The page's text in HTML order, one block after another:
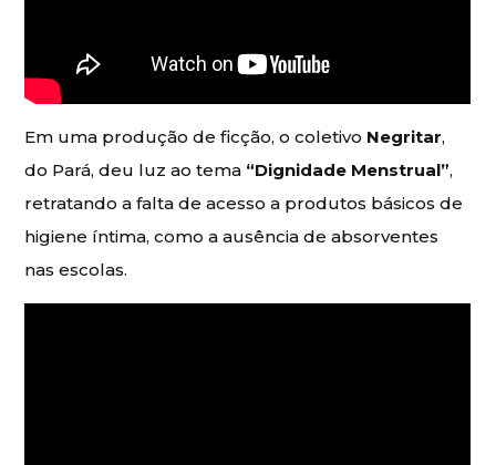
Em uma produção de ficção, o coletivo Negritar,
do Pará, deu luz ao tema “Dignidade Menstrual”,
retratando a falta de acesso a produtos básicos de
higiene íntima, como a ausência de absorventes
nas escolas.